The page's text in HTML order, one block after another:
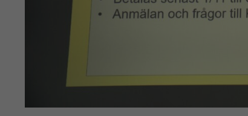
kakorna
kommer viss
Marknadsföring